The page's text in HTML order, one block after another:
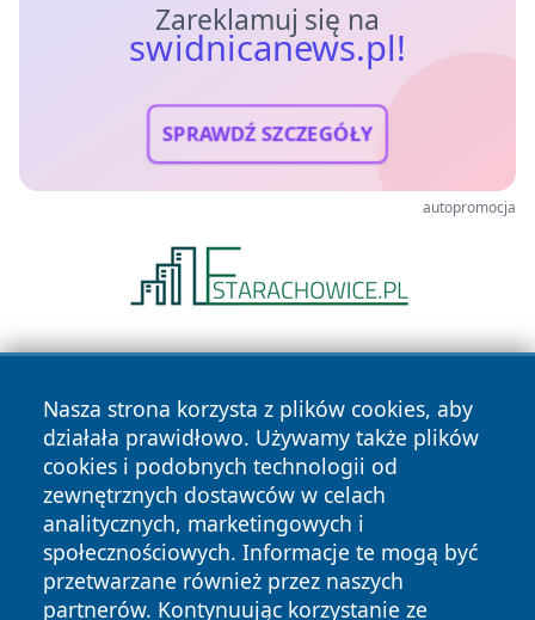
Zareklamuj się na
swidnicanews.pl!
SPRAWDŹ SZCZEGÓŁY
autopromocja
Nasza strona korzysta z plików cookies, aby
działała prawidłowo. Używamy także plików
cookies i podobnych technologii od
zewnętrznych dostawców w celach
analitycznych, marketingowych i
społecznościowych. Informacje te mogą być
przetwarzane również przez naszych
partnerów. Kontynuując korzystanie ze
Copyright © 2026 swidnicanews.pl Wszystkie prawa
zastrzeżone.
Polityka Polityka